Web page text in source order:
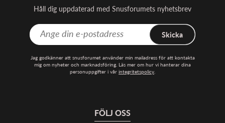
Håll dig uppdaterad med Snusforumets nyhetsbrev
Skicka
Jag godkänner att snusforumet använder min mailadress för att kontakta
mig om nyheter och marknadsföring. Läs mer om hur vi hanterar dina
personuppgifter i vår integritetspolicy.
FÖLJ OSS